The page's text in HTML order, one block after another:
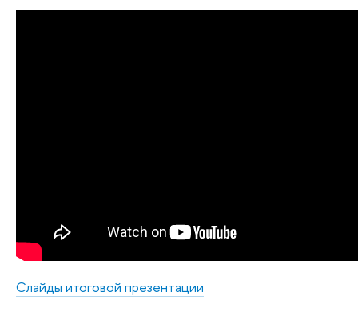
Слайды итоговой презентации